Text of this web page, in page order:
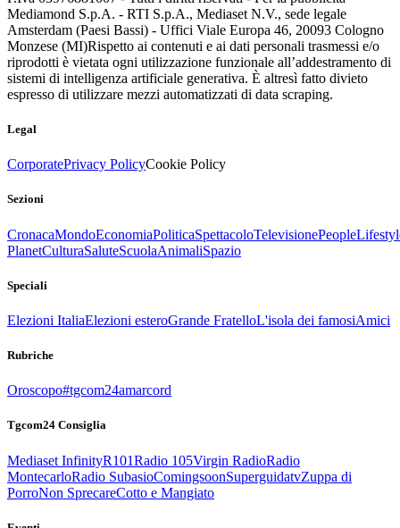
Mediamond S.p.A. - RTI S.p.A., Mediaset N.V., sede legale
Amsterdam (Paesi Bassi) - Uffici Viale Europa 46, 20093 Cologno
Monzese (MI)Rispetto ai contenuti e ai dati personali trasmessi e/o
riprodotti è vietata ogni utilizzazione funzionale all’addestramento di
sistemi di intelligenza artificiale generativa. È altresì fatto divieto
espresso di utilizzare mezzi automatizzati di data scraping.
Legal
CorporatePrivacy PolicyCookie Policy
Sezioni
CronacaMondoEconomiaPoliticaSpettacoloTelevisionePeople
PlanetCulturaSaluteScuolaAnimaliSpazio
Speciali
Elezioni ItaliaElezioni esteroGrande FratelloL'isola dei famosiAmici
Rubriche
Oroscopo#tgcom24amarcord
Tgcom24 Consiglia
Mediaset InfinityR101Radio 105Virgin RadioRadio
MontecarloRadio SubasioComingsoonSuperguidatvZuppa di
PorroNon SprecareCotto e Mangiato